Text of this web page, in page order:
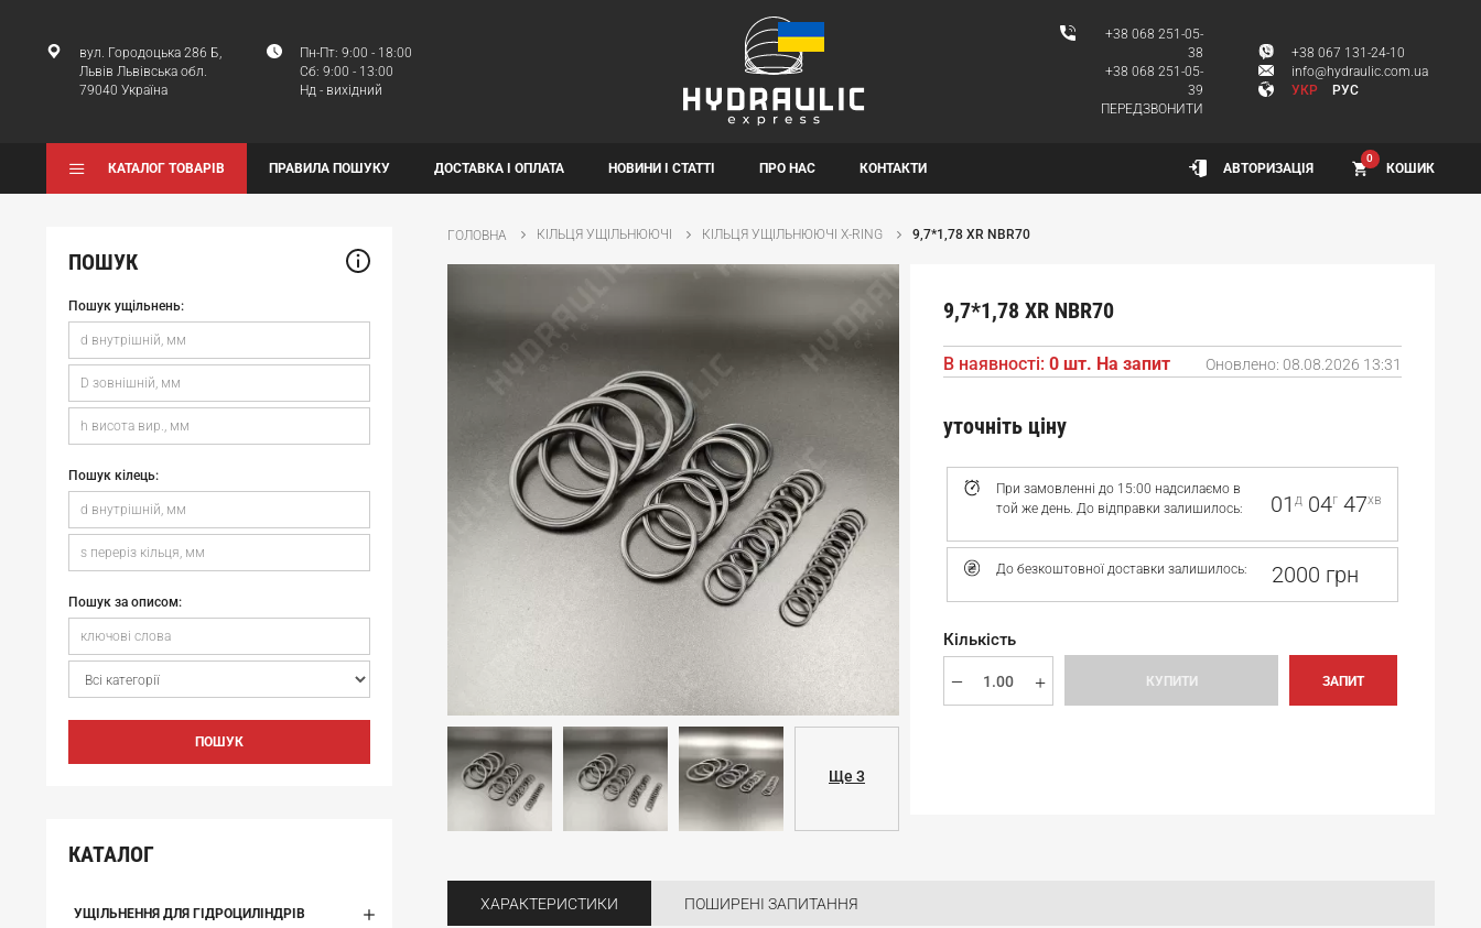
вул. Городоцька 286 Б,
Львів Львівська обл.
79040 Україна
Пн-Пт: 9:00 - 18:00
Сб: 9:00 - 13:00
Нд - вихідний
+38 068 251-05-
38
+38 068 251-05-
39
ПЕРЕДЗВОНИТИ
+38 067 131-24-10
info@hydraulic.com.ua
УКР
РУС
КАТАЛОГ ТОВАРІВ ПРАВИЛА ПОШУКУ ДОСТАВКА І ОПЛАТА НОВИНИ І СТАТТІ ПРО НАС КОНТАКТИ АВТОРИЗАЦІЯ КОШИК
0
ПОШУК
Пошук ущільнень:
Пошук кілець:
Пошук за описом:
ПОШУК
КАТАЛОГ
УЩІЛЬНЕННЯ ДЛЯ ГІДРОЦИЛІНДРІВ
ГОЛОВНА КІЛЬЦЯ УЩІЛЬНЮЮЧІ КІЛЬЦЯ УЩІЛЬНЮЮЧІ X-RING 9,7*1,78 XR NBR70
Ще 3
9,7*1,78 XR NBR70
В наявності: 0 шт. На запит Оновлено: 08.08.2026 13:31
При замовленні до 15:00 надсилаємо в
той же день. До відправки залишилось:
01д 04г 47хв
До безкоштовної доставки залишилось: 2000 грн
уточніть ціну
Кількість
КУПИТИ ЗАПИТ
ХАРАКТЕРИСТИКИ ПОШИРЕНІ ЗАПИТАННЯ